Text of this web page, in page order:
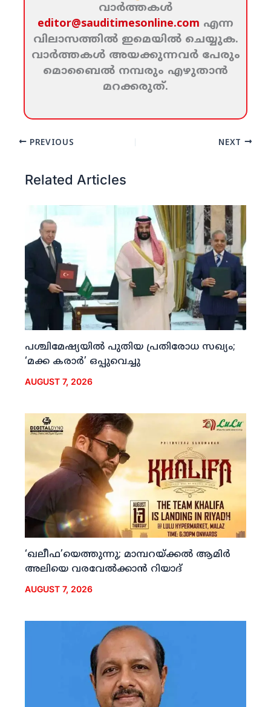
വാര്‍ത്തകള്‍
editor@sauditimesonline.com എന്ന
വിലാസത്തില്‍ ഇമെയില്‍ ചെയ്യുക.
വാര്‍ത്തകള്‍ അയക്കുന്നവര്‍ പേരും
മൊബൈല്‍ നമ്പരും എഴുതാന്‍
മറക്കരുത്‌.
PREVIOUS NEXT
Related Articles
പശ്ചിമേഷ്യയില്‍ പുതിയ പ്രതിരോധ സഖ്യം;
‘മക്ക കരാര്‍’ ഒപ്പുവെച്ചു
AUGUST 7, 2026
‘ഖലീഫ’യെത്തുന്നു; മാമ്പറയ്ക്കല്‍ ആമിര്‍
അലിയെ വരവേല്‍ക്കാന്‍ റിയാദ്
AUGUST 7, 2026